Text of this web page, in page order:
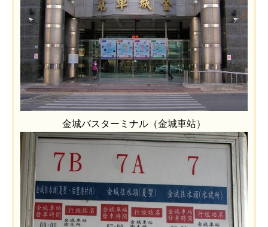
金城バスターミナル（金城車站）